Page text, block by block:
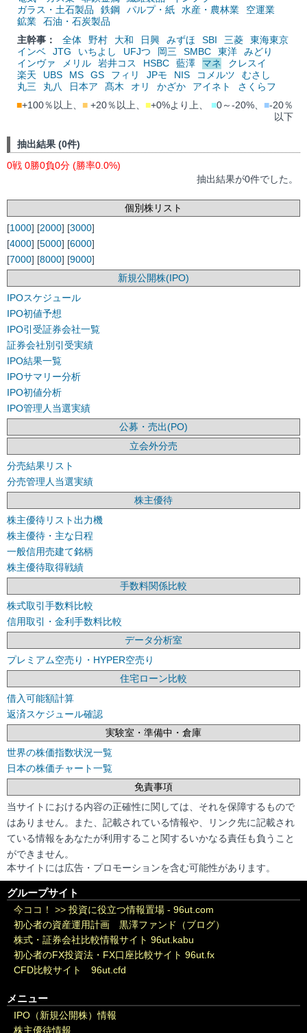
ガラス・土石製品
鉄鋼 パルプ・紙 水産・農林業
空運業
鉱業
石油・石炭製品
主幹事：
全体 野村 大和 日興 みずほ SBI 三菱
東海東京
インベ
JTG いちよし UFJつ 岡三 SMBC 東洋
みどり
インヴァ
メリル 岩井コス HSBC 藍澤 マネ
クレスイ
楽天
UBS MS GS フィリ JPモ NIS コメルツ
むさし
丸三
丸八 日本ア 髙木 オリ かざか アイネト
さくらフ
■+100％以上、 ■ +20％以上、 ■+0%より上、 ■0～-20%、 ■-20％
以下
抽出結果 (0件)
0戦 0勝0負0分 (勝率0.0%)
抽出結果が0件でした。
個別株リスト
[1000] [2000] [3000]
[4000] [5000] [6000]
[7000] [8000] [9000]
新規公開株(IPO)
IPOスケジュール
IPO初値予想
IPO引受証券会社一覧
証券会社別引受実績
IPO結果一覧
IPOサマリー分析
IPO初値分析
IPO管理人当選実績
公募・売出(PO)
立会外分売
分売結果リスト
分売管理人当選実績
株主優待
株主優待リスト出力機
株主優待・主な日程
一般信用売建て銘柄
株主優待取得戦績
手数料関係比較
株式取引手数料比較
信用取引・金利手数料比較
データ分析室
プレミアム空売り・HYPER空売り
住宅ローン比較
借入可能額計算
返済スケジュール確認
実験室・準備中・倉庫
世界の株価指数状況一覧
日本の株価チャート一覧
免責事項
当サイトにおける内容の正確性に関しては、それを保障するもので
はありません。また、記載されている情報や、リンク先に記載され
ている情報をあなたが利用すること関するいかなる責任も負うこと
ができません。
本サイトには広告・プロモーションを含む可能性があります。
グループサイト
今ココ！ >> 投資に役立つ情報置場 - 96ut.com
初心者の資産運用計画 黒澤ファンド（ブログ）
株式・証券会社比較情報サイト 96ut.kabu
初心者のFX投資法・FX口座比較サイト 96ut.fx
CFD比較サイト 96ut.cfd
メニュー
IPO（新規公開株）情報
株主優待情報